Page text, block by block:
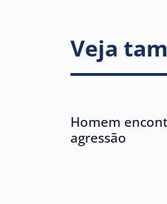
Veja
Homem
agressão